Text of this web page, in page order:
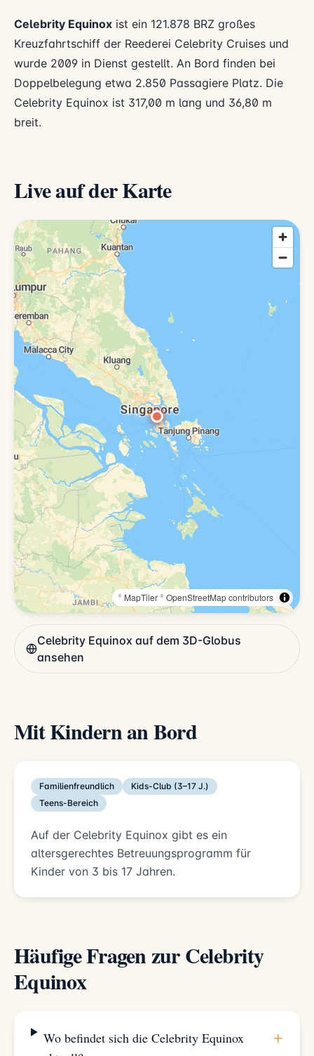
Celebrity Equinox ist ein 121.878 BRZ großes
Kreuzfahrtschiff der Reederei Celebrity Cruises und
wurde 2009 in Dienst gestellt. An Bord finden bei
Doppelbelegung etwa 2.850 Passagiere Platz. Die
Celebrity Equinox ist 317,00 m lang und 36,80 m
breit.
Live auf der Karte
© MapTiler© OpenStreetMap contributors
Celebrity Equinox auf dem 3D-Globus
ansehen
Mit Kindern an Bord
Familienfreundlich
Kids-Club (3–17 J.)
Teens-Bereich
Auf der Celebrity Equinox gibt es ein
altersgerechtes Betreuungsprogramm für
Kinder von 3 bis 17 Jahren.
Häufige Fragen zur Celebrity
Equinox
Wo befindet sich die Celebrity Equinox
+